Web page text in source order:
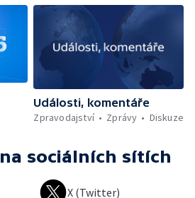
Události, komentáře
Zpravodajství
Zprávy Diskuze
na sociálních sítích
X (Twitter)